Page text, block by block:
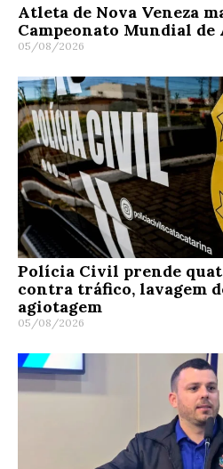
Atleta de Nova Veneza
Campeonato Mundial
05/08/2026
Polícia Civil prende
contra tráfico, lavagem
agiotagem
05/08/2026